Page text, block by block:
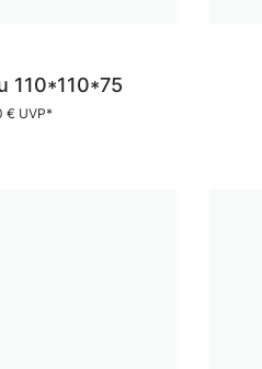
110*110*75
€ UVP*